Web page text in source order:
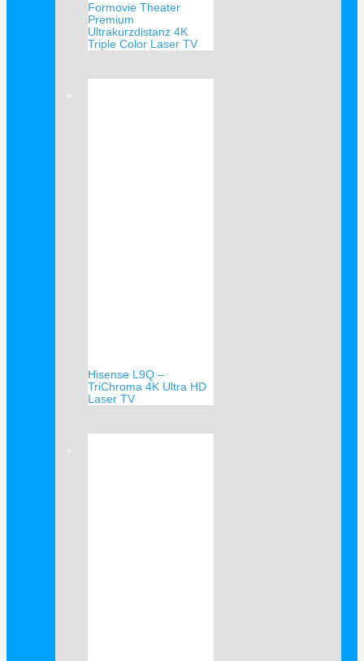
Formovie Theater
Premium
Ultrakurzdistanz 4K
Triple Color Laser TV
Hisense L9Q –
TriChroma 4K Ultra HD
Laser TV